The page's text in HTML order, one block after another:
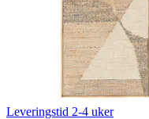
Leveringstid 2-4 uker